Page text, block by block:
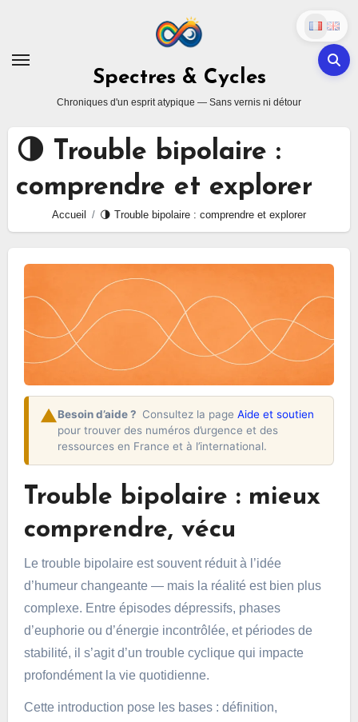
content
Spectres & Cycles
Chroniques d'un esprit atypique — Sans vernis ni détour
🌗 Trouble bipolaire :
comprendre et explorer
Accueil 🌗 Trouble bipolaire : comprendre et explorer
Besoin d’aide ? Consultez la pageAide et soutien
pour trouver des numéros d’urgence et des
ressources en France et à l’international.
Trouble bipolaire : mieux
comprendre, vécu
Le trouble bipolaire est souvent réduit à l’idée
d’humeur changeante — mais la réalité est bien plus
complexe. Entre épisodes dépressifs, phases
d’euphorie ou d’énergie incontrôlée, et périodes de
stabilité, il s’agit d’un trouble cyclique qui impacte
profondément la vie quotidienne.
Cette introduction pose les bases : définition,